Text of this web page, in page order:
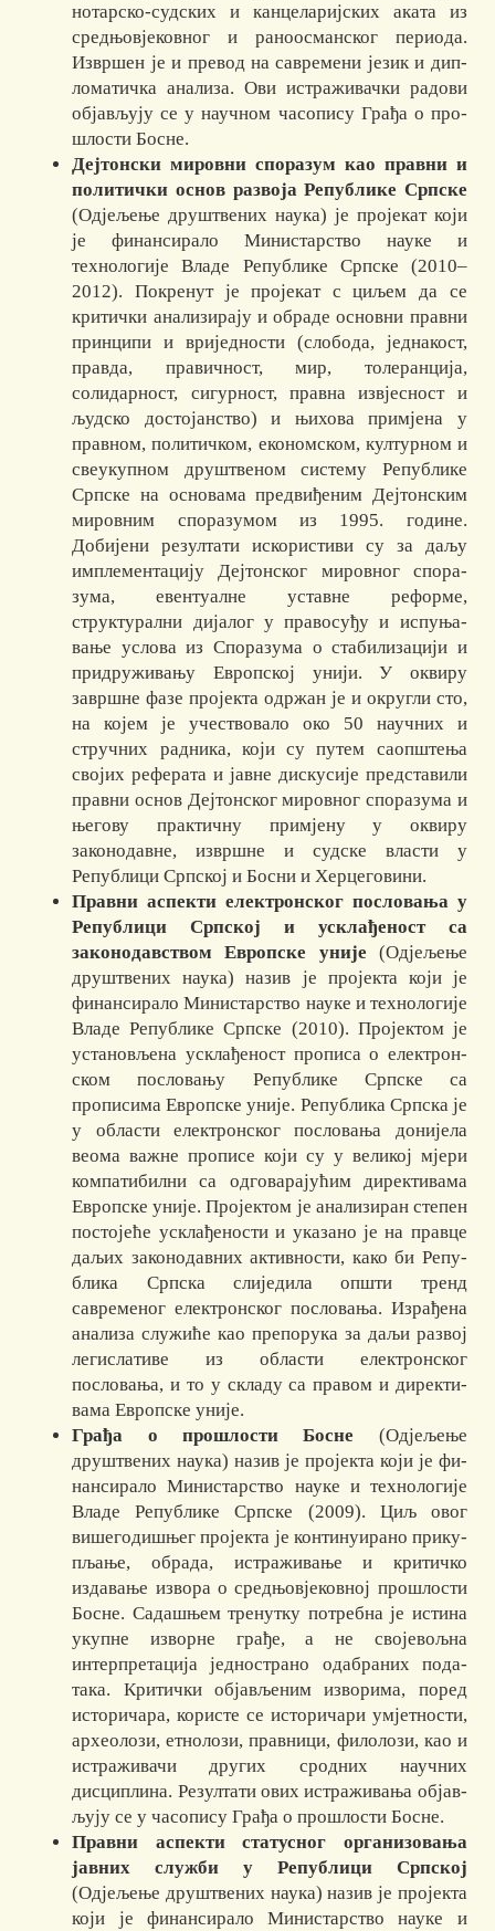
нотарско-судских и канцеларијских аката из
сред­њо­вјековног и раноосманског периода.
Извршен је и превод на савремени језик и ди­п­
ло­ма­ти­чка анализа. Ови истра­живачки радови
објављују се у научном часопису Грађа о про­
шлости Босне.
Дејтонски мировни споразум као правни и
политички основ раз­во­ја Ре­пу­блике Српске
(Одјељење друштвених наука) је пројекат који
је фи­нан­си­ра­ло Ми­нис­тарство науке и
технологије Владе Републике Српске (2010–
2012). По­кренут је пројекат с циљем да се
критички анализирају и обраде основ­ни правни
прин­ципи и вриједности (слобода, једнакост,
правда, пра­вич­ност, мир, толе­ран­ција,
солидарност, сигурност, правна извјесност и
људско дос­то­јанство) и њихова примјена у
правном, политичком, економском, кул­тур­ном и
све­укуп­ном друштвеном систему Републике
Српске на основама пред­ви­ђеним Деј­тонским
мировним споразумом из 1995. године.
Добијени ре­зул­тати иско­ри­стиви су за даљу
имплементацију Дејтонског ми­ровног спо­ра­
зума, евен­туалне уставне реформе,
структурални дијалог у пра­восуђу и ис­пу­ња­­
вање усло­ва из Споразума о стабилизацији и
при­дру­жи­ва­њу Европ­ској унији. У оквиру
завршне фазе пројекта одржан је и ок­ругли сто,
на којем је уче­­ствовало око 50 научних и
стручних радника, који су путем саопштења
сво­јих реферата и јавне дискусије представили
правни основ Дејтонског ми­ров­ног споразума и
његову практичну примјену у ок­ви­ру
законодавне, изврш­не и судске власти у
Републици Српској и Босни и Хер­цеговини.
Правни аспекти електронског пословања у
Републици Српској и ускла­­­ђе­ност са
законодавством Европске уније (Одјељење
друштвених нау­­ка) назив је пројекта који је
финансирало Министарство науке и технологије
Владе Ре­пу­бли­ке Српске (2010). Пројектом је
установљена усклађеност про­писа о елек­трон­
ском пос­ло­ва­њу Републике Српске са
прописима Европ­ске уније. Репу­блика Српска је
у об­ласти електронског пословања донијела
вео­ма важ­не прописе који су у ве­ли­кој мјери
компатибилни са одговарајућим ди­рек­ти­вама
Европ­ске уније. Про­јектом је анализиран степен
постојеће ускла­ђе­ности и указано је на правце
да­љих законодавних актив­ности, како би Ре­пу­
бли­ка Српска сли­једила општи тренд
савременог елек­трон­ског по­сло­­­вања. Из­ра­ђена
анализа служиће као пре­порука за даљи развој
леги­сла­тиве из об­лас­ти електронског
пословања, и то у складу са правом и дирек­ти­
вама Ев­роп­ске уније.
Грађа о прошлости Босне (Одјељење
друштвених наука) назив је про­је­кта који је фи­
нансирало Министарство науке и технологије
Владе Републике Срп­ске (2009). Циљ овог
вишегодишњег пројекта је континуирано при­ку­
пља­ње, об­ра­да, истраживање и критичко
издавање извора о средњо­вје­ковној про­шло­сти
Бос­не. Садашњем тренутку потребна је истина
укупне изворне грађе, а не сво­јевољна
интерпретација једнострано одабраних пода­
така. Кри­ти­чки об­јав­ље­ним изворима, поред
историчара, користе се исто­ри­чари умјет­ности,
ар­хео­лози, етнолози, правници, филолози, као и
истра­живачи др­угих сродних науч­них
дисциплина. Резултати ових истраживања објав­
љу­ју се у ча­со­пи­су Гр­ађа о прошлости Босне.
Правни аспекти статусног организовања
јавних служби у Ре­пу­бли­ци Срп­ској
(Одјељење друштвених наука) назив је пројекта
који је финан­сирало Ми­ни­стар­ство науке и